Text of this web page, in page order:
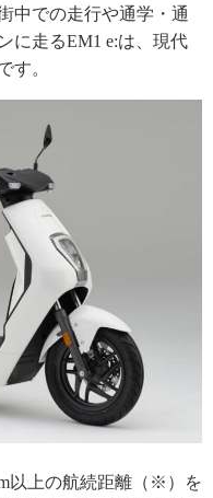
中での走行や通学・通
に走るEM1 e:は、現代
す。
以上の航続距離（※）を